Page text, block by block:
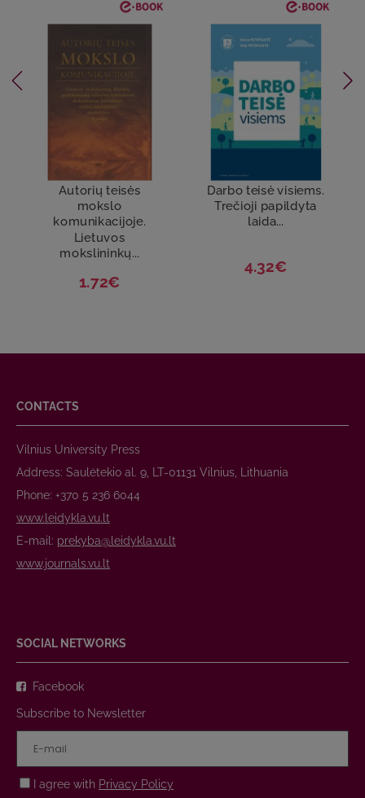
Autorių teisės
mokslo
komunikacijoje.
Lietuvos
mokslininkų...
1.72€
Darbo teisė visiems.
Trečioji papildyta
laida...
4.32€
CONTACTS
Vilnius University Press
Address: Saulėtekio al. 9, LT-01131 Vilnius, Lithuania
Phone: +370 5 236 6044
www.leidykla.vu.lt
E-mail: prekyba@leidykla.vu.lt
www.journals.vu.lt
SOCIAL NETWORKS
Facebook
Subscribe to Newsletter
I agree with Privacy Policy